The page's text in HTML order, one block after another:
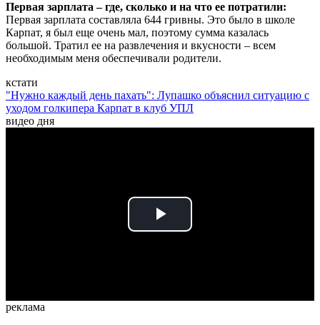
Первая зарплата – где, сколько и на что ее потратили:
Первая зарплата составляла 644 гривны. Это было в школе
Карпат, я был еще очень мал, поэтому сумма казалась
большой. Тратил ее на развлечения и вкусности – всем
необходимым меня обеспечивали родители.
кстати
"Нужно каждый день пахать": Лупашко объяснил ситуацию с
уходом голкипера Карпат в клуб УПЛ
видео дня
Play
реклама